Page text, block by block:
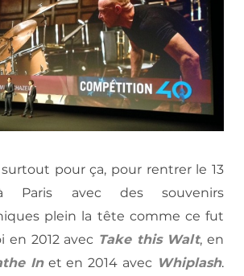
pour ça, pour rentrer le 13
Paris avec des souvenirs
plein la tête comme ce fut
en 2012 avec Take this Walt, en
Inet en 2014 avec Whiplash.